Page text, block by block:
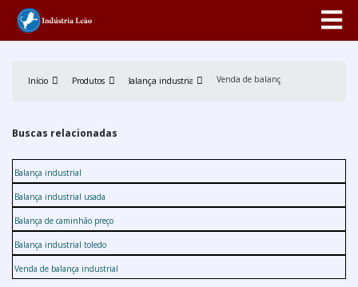
Início Produtos Balança industrial Venda de balança industrial
Buscas relacionadas
Balança industrial
Balança industrial usada
Balança de caminhão preço
Balança industrial toledo
Venda de balança industrial